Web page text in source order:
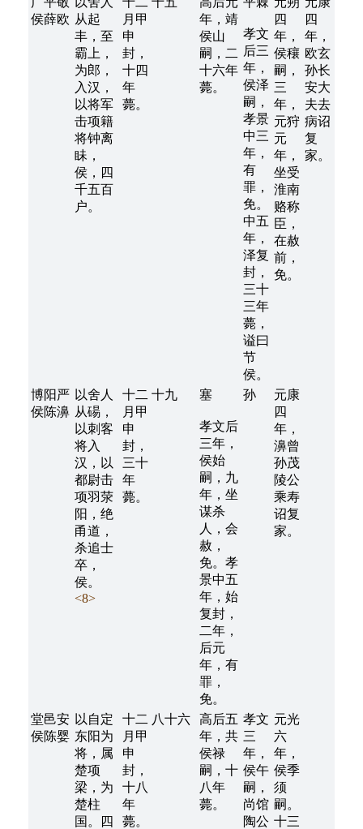
侯薛欧 从起
丰，至
霸上，
为郎，
入汉，
以将军
击项籍
将钟离
眛，
侯，四
千五百
户。
月甲
申
封，
十四
年
薨。
年，靖
侯山
嗣，二
十六年
薨。
孝文
后三
年，
侯泽
嗣，
孝景
中三
年，
有
罪，
免。
中五
年，
泽复
封，
三十
三年
薨，
谥曰
节
侯。
四
年，
侯穰
嗣，
三
年，
元狩
元
年，
坐受
淮南
赂称
臣，
在赦
前，
免。
四
年，
欧玄
孙长
安大
夫去
病诏
复
家。
博阳严
侯陈濞
以舍人
从碭，
以刺客
将入
汉，以
都尉击
项羽荥
阳，绝
甬道，
杀追士
卒，
侯。
<8>
十二
月甲
申
封，
三十
年
薨。
十九 塞
孝文后
三年，
侯始
嗣，九
年，坐
谋杀
人，会
赦，
免。孝
景中五
年，始
复封，
二年，
后元
年，有
罪，
免。
孙
元康
四
年，
濞曾
孙茂
陵公
乘寿
诏复
家。
堂邑安
侯陈婴
以自定
东阳为
将，属
楚项
梁，为
楚柱
国。四
十二
月甲
申
封，
十八
年
薨。
八十六
高后五
年，共
侯禄
嗣，十
八年
薨。
孝文
三
年，
侯午
嗣，
尚馆
陶公
元光
六
年，
侯季
须
嗣。
十三